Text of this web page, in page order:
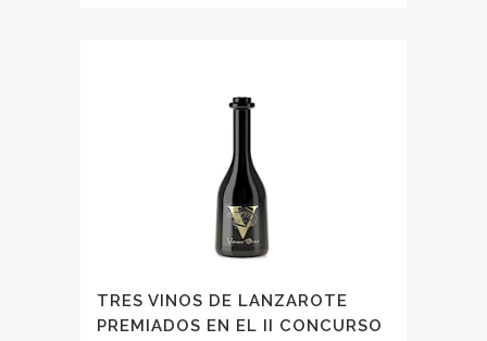
TRES VINOS DE LANZAROTE
PREMIADOS EN EL II CONCURSO